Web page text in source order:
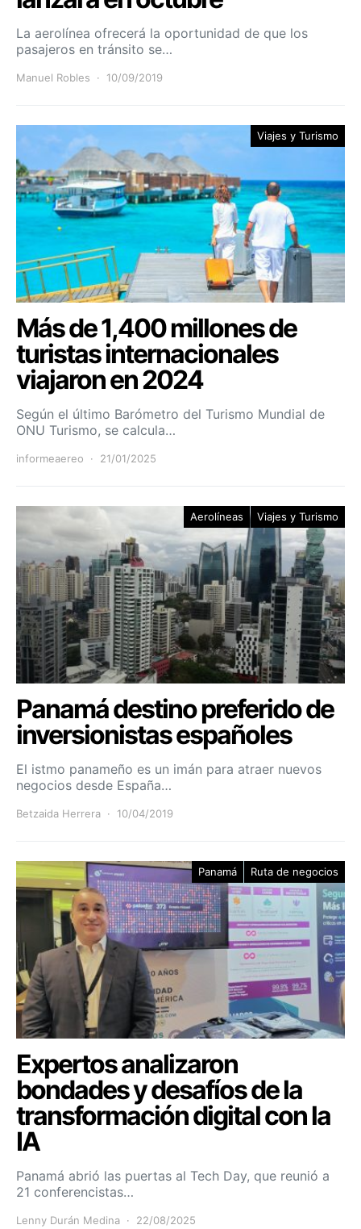
La aerolínea ofrecerá la oportunidad de que los
pasajeros en tránsito se…
Manuel Robles 10/09/2019
Viajes y Turismo
Más de 1,400 millones de
turistas internacionales
viajaron en 2024
Según el último Barómetro del Turismo Mundial de
ONU Turismo, se calcula…
informeaereo 21/01/2025
Aerolíneas Viajes y Turismo
Panamá destino preferido de
inversionistas españoles
El istmo panameño es un imán para atraer nuevos
negocios desde España…
Betzaida Herrera 10/04/2019
Panamá Ruta de negocios
Expertos analizaron
bondades y desafíos de la
transformación digital con la
IA
Panamá abrió las puertas al Tech Day, que reunió a
21 conferencistas…
Lenny Durán Medina 22/08/2025